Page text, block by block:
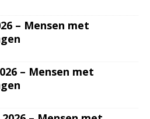
– Mensen met
– Mensen met